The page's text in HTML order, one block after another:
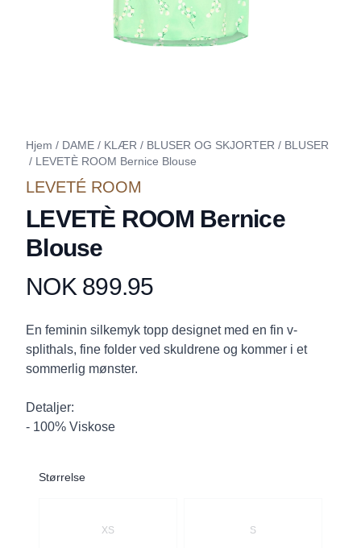
Hjem / DAME / KLÆR / BLUSER OG SKJORTER / BLUSER
/ LEVETÈ ROOM Bernice Blouse
LEVETÉ ROOM
LEVETÈ ROOM Bernice
Blouse
Produktdetaljer
NOK 899.95
Description
En feminin silkemyk topp designet med en fin v-
splithals, fine folder ved skuldrene og kommer i et
sommerlig mønster.
Detaljer:
- 100% Viskose
Størrelse
XS S